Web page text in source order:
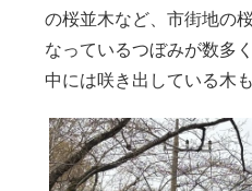
の桜並木など、市街地の
なっているつぼみが数多
中には咲き出している木